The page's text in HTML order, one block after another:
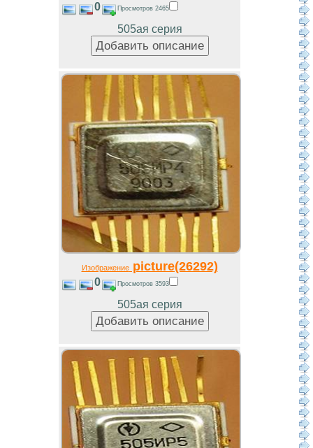
0 Просмотров 2465
505ая серия
Изображениеpicture(26292)
0 Просмотров 3593
505ая серия